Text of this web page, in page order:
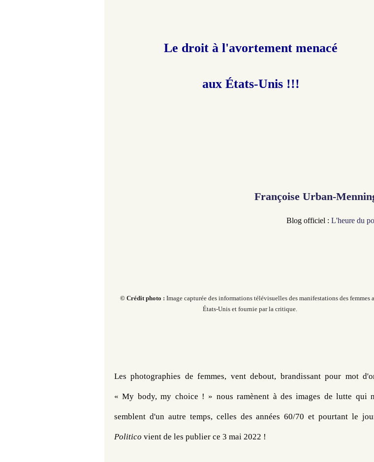
Le droit à l'avortement menacé
aux États-Unis !!!
Françoise Urban-
Blog officiel : L'heure du
© Crédit photo : Image capturée des informations télévisuelles des manifestations des femmes
États-Unis et fournie par la critique.
Les photographies de femmes, vent debout, brandissant pour mot
« My body, my choice ! » nous ramènent à des images de lutte qui
Politico vient de les publier ce 3 mai 2022 !